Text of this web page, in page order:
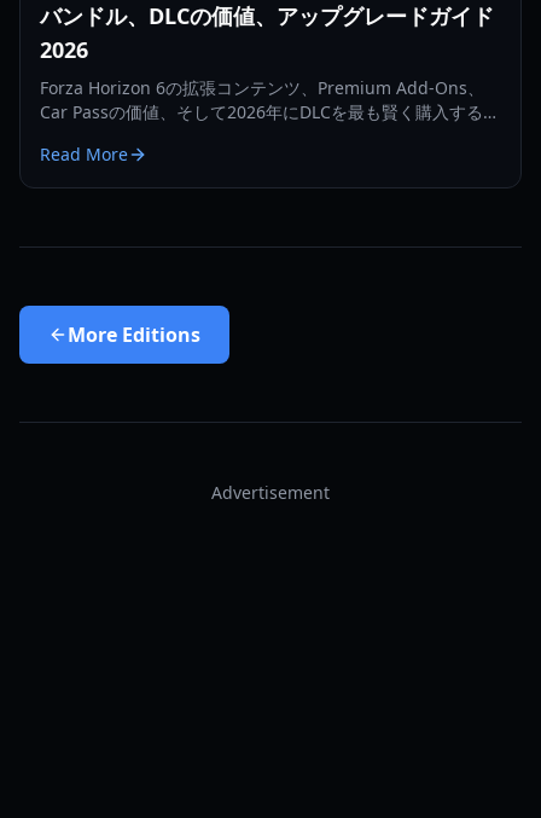
バンドル、DLCの価値、アップグレードガイド
2026
Forza Horizon 6の拡張コンテンツ、Premium Add-Ons、
Car Passの価値、そして2026年にDLCを最も賢く購入する方
Read More
More Editions
Advertisement